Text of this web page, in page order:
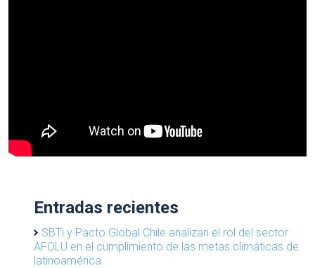
Entradas recientes
SBTi y Pacto Global Chile analizan el rol del sector
AFOLU en el cumplimiento de las metas climáticas de
latinoamérica